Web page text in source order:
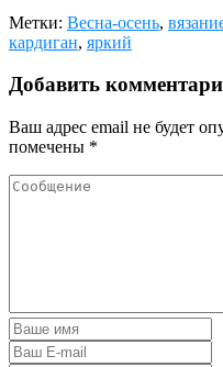
Метки: Весна-осень,
кардиган, яркий
Добавить
Ваш адрес email не будет
помечены *